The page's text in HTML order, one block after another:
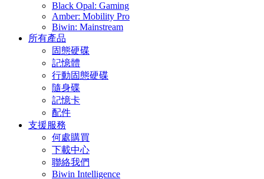
Black Opal: Gaming
Amber: Mobility Pro
Biwin: Mainstream
所有產品
固態硬碟
記憶體
行動固態硬碟
隨身碟
記憶卡
配件
支援服務
何處購買
下載中心
聯絡我們
Biwin Intelligence